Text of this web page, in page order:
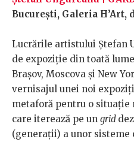
București, Galeria H’Art,
Lucrările artistului Ștefan
de expoziție din toată
Brașov, Moscova și New
vernisajul unei noi
metaforă pentru o
care iterează pe un grid
(generații) a unor sisteme